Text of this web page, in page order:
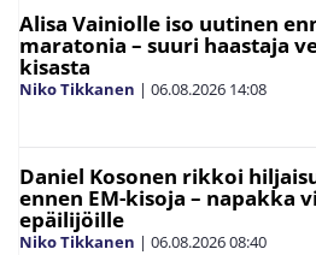
Alisa Vainiolle iso uutinen
maratonia – suuri haastaja
kisasta
Niko Tikkanen | 06.08.2026 14:08
Daniel Kosonen rikkoi
ennen EM-kisoja – napakka
epäilijöille
Niko Tikkanen | 06.08.202608:40